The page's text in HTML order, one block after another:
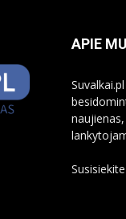
APIE